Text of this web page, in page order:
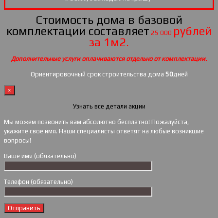
Стоимость дома в базовой
комплектации составляет 25 000 рублей
за 1м2.
Дополнительные услуги оплачиваются отдельно от комплектации.
Ориентировочный срок строительства дома 50дней
×
Узнать все детали акции
Мы можем позвонить вам абсолютно бесплатно! Пожалуйста,
укажите свое имя. Наши специалисты ответят на любые возникшие
вопросы!
Ваше имя (обязательно)
Телефон (обязательно)